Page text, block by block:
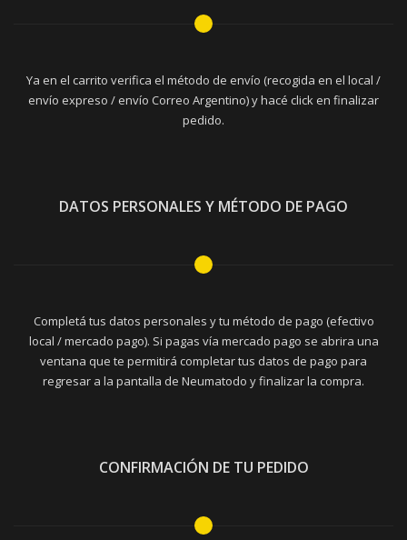
Ya en el carrito verifica el método de envío (recogida en el local /
envío expreso / envío Correo Argentino) y hacé click en finalizar
pedido.
DATOS PERSONALES Y MÉTODO DE PAGO
Completá tus datos personales y tu método de pago (efectivo
local / mercado pago). Si pagas vía mercado pago se abrira una
ventana que te permitirá completar tus datos de pago para
regresar a la pantalla de Neumatodo y finalizar la compra.
CONFIRMACIÓN DE TU PEDIDO